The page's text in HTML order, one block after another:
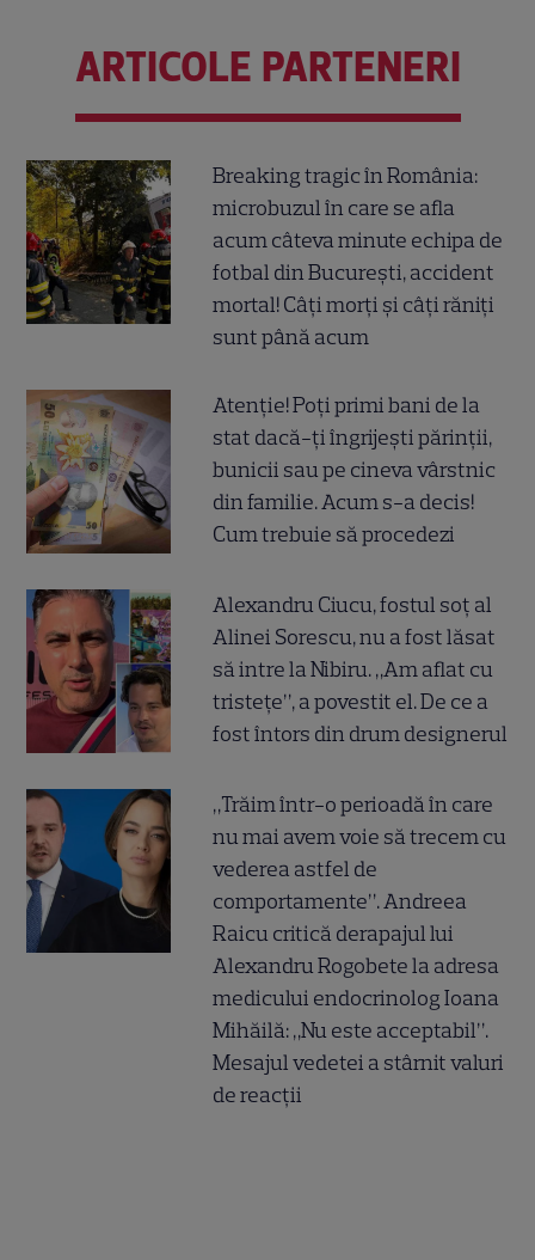
ARTICOLE PARTENERI
Breaking tragic în România:
microbuzul în care se afla
acum câteva minute echipa de
fotbal din București, accident
mortal! Câți morți și câți răniți
sunt până acum
Atenție! Poți primi bani de la
stat dacă-ți îngrijești părinții,
bunicii sau pe cineva vârstnic
din familie. Acum s-a decis!
Cum trebuie să procedezi
Alexandru Ciucu, fostul soț al
Alinei Sorescu, nu a fost lăsat
să intre la Nibiru. „Am aflat cu
tristețe”, a povestit el. De ce a
fost întors din drum designerul
„Trăim într-o perioadă în care
nu mai avem voie să trecem cu
vederea astfel de
comportamente”. Andreea
Raicu critică derapajul lui
Alexandru Rogobete la adresa
medicului endocrinolog Ioana
Mihăilă: „Nu este acceptabil”.
Mesajul vedetei a stârnit valuri
de reacții